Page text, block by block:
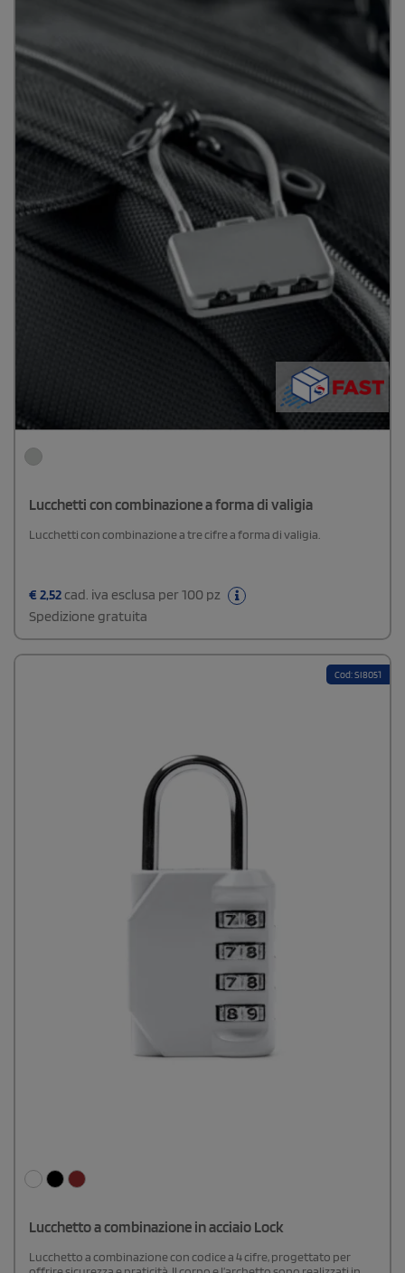
Lucchetti con combinazione a forma di valigia
Lucchetti con combinazione a tre cifre a forma di valigia.
€ 2,52 cad. iva esclusa per 100 pz
Spedizione gratuita
Cod: SI8051
Lucchetto a combinazione in acciaio Lock
Lucchetto a combinazione con codice a 4 cifre, progettato per